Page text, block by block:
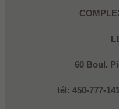
60 Boul.
tél: 450-777-